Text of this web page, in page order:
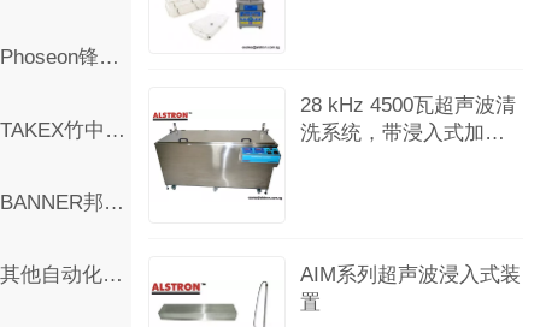
Phoseon锋翔科技UV LED固化灯
TAKEX竹中传感器
BANNER邦纳自动化产品
其他自动化产品
28 kHz 4500瓦超声波清
洗系统，带浸入式加热
AIM系列超声波浸入式装
置